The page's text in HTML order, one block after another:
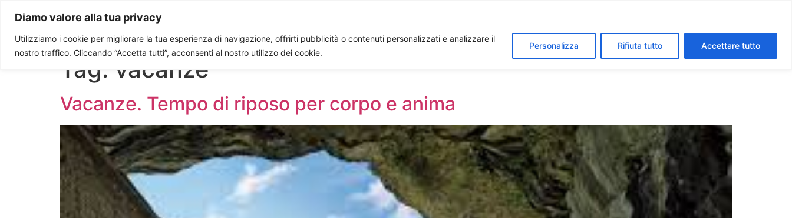
Diamo valore alla tua privacy
Utilizziamo i cookie per migliorare la tua esperienza di navigazione, offrirti pubblicità o contenuti personalizzati e analizzare il
nostro traffico. Cliccando “Accetta tutti”, acconsenti al nostro utilizzo dei cookie.
Personalizza Rifiuta tutto Accettare tutto
Paolo Ondarza
Tag: vacanze
Vacanze. Tempo di riposo per corpo e anima